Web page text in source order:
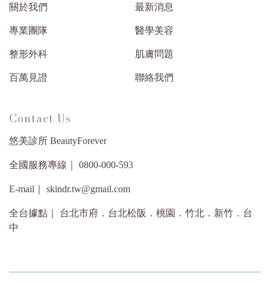
關於我們 最新消息
專業團隊 醫學美容
整形外科 肌膚問題
百萬見證 聯絡我們
Contact Us
悠美診所 BeautyForever
全國服務專線｜ 0800-000-593
E-mail｜ skindr.tw@gmail.com
全台據點｜ 台北市府．台北松阪．桃園．竹北．新竹．台
中